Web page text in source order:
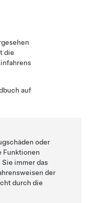
die
auf
oder
Funktionen
immer das
der
durch die